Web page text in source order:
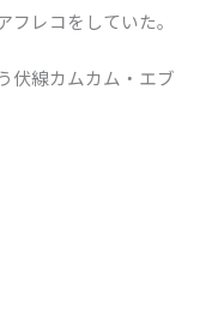
レコをしていた。
伏線カムカム・エブ